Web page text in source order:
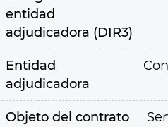
entidad
adjudicadora (DIR3)
Entidad
adjudicadora
Objeto del contrato